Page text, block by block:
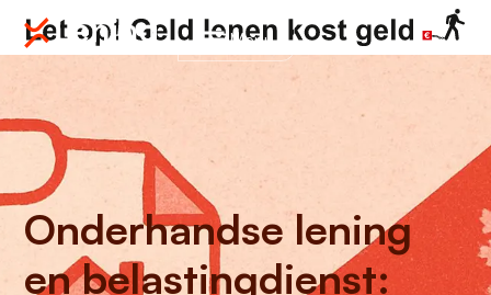
Menu
Onderhandse lening
en belastingdienst: